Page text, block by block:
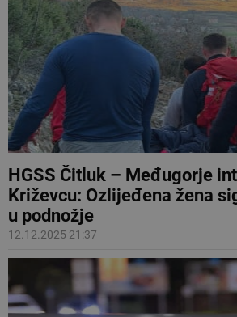
HGSS Čitluk – Međugorje
Križevcu: Ozlijeđena žena
u podnožje
12.12.2025 21:37